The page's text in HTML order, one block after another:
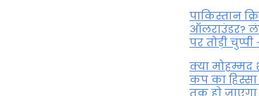
पाकिस्तान
ऑलराउंडर?
पर तोड़ी
क्या मोहम्मद
कप का
तक हो